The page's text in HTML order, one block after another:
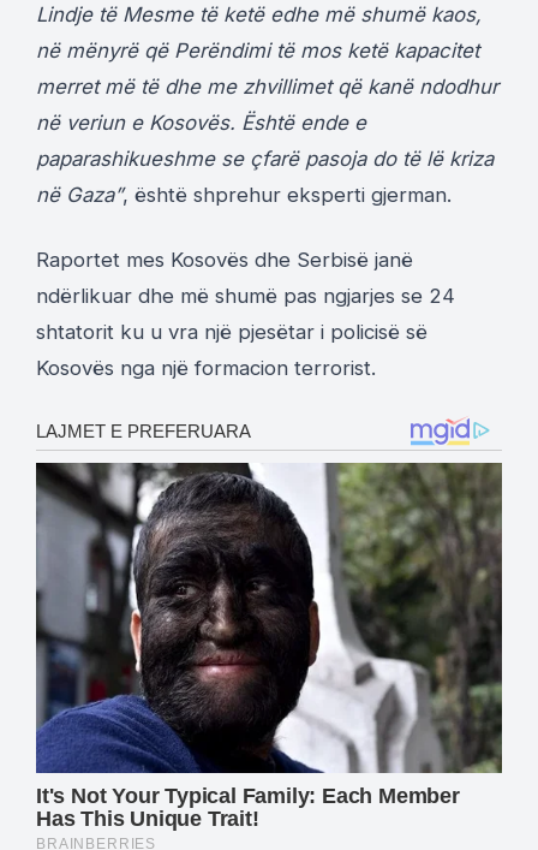
Lindje të Mesme të ketë edhe më shumë kaos,
në mënyrë që Perëndimi të mos ketë kapacitet
merret më të dhe me zhvillimet që kanë ndodhur
në veriun e Kosovës. Është ende e
paparashikueshme se çfarë pasoja do të lë kriza
në Gaza”, është shprehur eksperti gjerman.
Raportet mes Kosovës dhe Serbisë janë
ndërlikuar dhe më shumë pas ngjarjes se 24
shtatorit ku u vra një pjesëtar i policisë së
Kosovës nga një formacion terrorist.